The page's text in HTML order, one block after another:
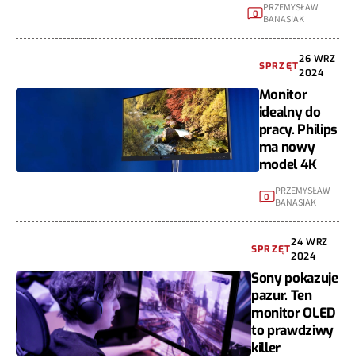
0
PRZEMYSŁAW
BANASIAK
SPRZĘT
26 WRZ
2024
Monitor
idealny do
pracy. Philips
ma nowy
model 4K
0 PRZEMYSŁAW
BANASIAK
SPRZĘT
24 WRZ
2024
Sony pokazuje
pazur. Ten
monitor OLED
to prawdziwy
killer